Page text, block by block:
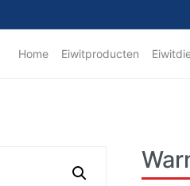
Home Eiwitproducten